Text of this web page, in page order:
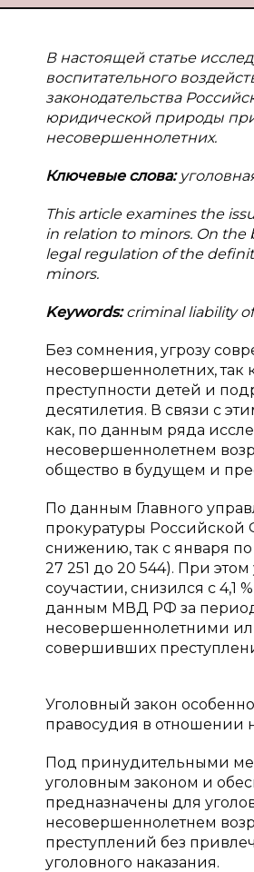
В настоящей статье
воспитательного
законодательства
юридической природы
несовершеннолетних.
Ключевые слова:
This article examines the
in relation to minors. On the
legal regulation of the
minors.
Keywords:criminal liability
Без сомнения, угрозу
несовершеннолетних,
преступности детей и
десятилетия. В связи с
как, по данным ряда
несовершеннолетнем
общество в будущем и
По данным Главного
прокуратуры
снижению, так с января
27 251 до 20 544). При
соучастии, снизился с 4,1
данным МВД РФ за период
несовершеннолетними
совершивших
Уголовный закон
правосудия в отношении
Под принудительными
уголовным законом и
предназначены для
несовершеннолетнем
преступлений без
уголовного наказания.